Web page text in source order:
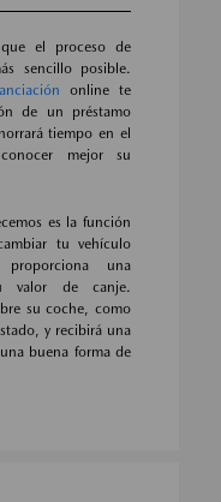
el proceso de
sencillo posible.
online te
de un préstamo
tiempo en el
mejor su
es la función
tu vehículo
una
valor de canje.
su coche, como
y recibirá una
buena forma de